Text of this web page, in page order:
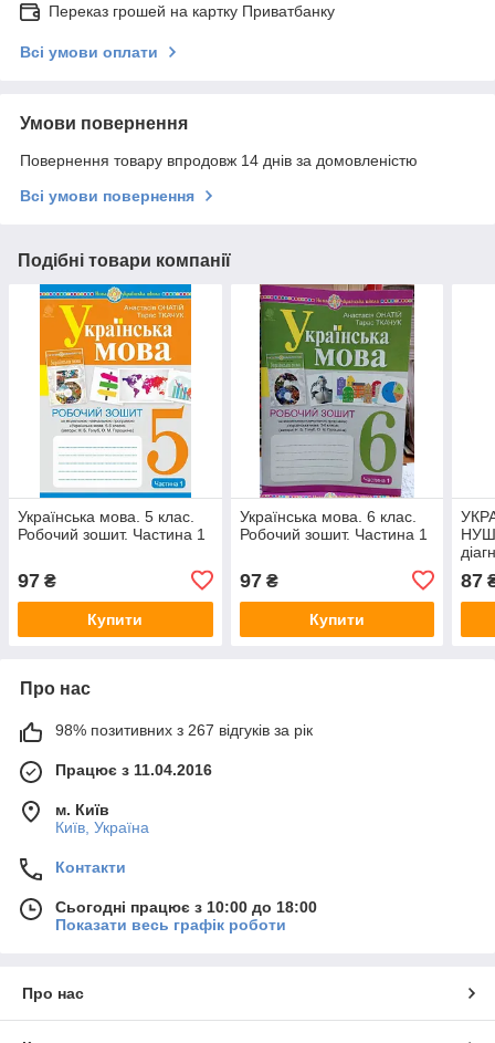
Переказ грошей на картку Приватбанку
Всі умови оплати
Умови повернення
Повернення товару впродовж 14 днів за домовленістю
Всі умови повернення
Подібні товари компанії
Українська мова. 5 клас.
Робочий зошит. Частина 1
97 ₴
Купити
Українська мова. 6 клас.
Робочий зошит. Частина 1
97₴
Купити
НУШ
87
Про нас
98% позитивних з 267 відгуків за рік
Працює з 11.04.2016
м. Київ
Київ, Україна
Контакти
Сьогодні працює з 10:00 до 18:00
Показати весь графік роботи
Про нас